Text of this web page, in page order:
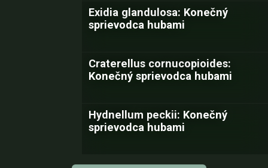
Exidia glandulosa: Konečný
sprievodca hubami
Craterellus cornucopioides:
Konečný sprievodca hubami
Hydnellum peckii: Konečný
sprievodca hubami